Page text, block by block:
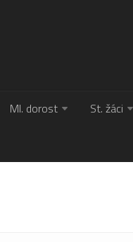
Ml. dorost St. žáci